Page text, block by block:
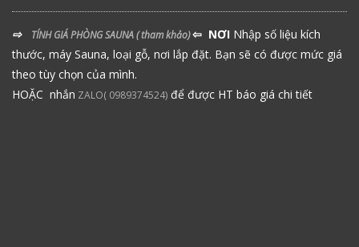
⇨ TÍNH GIÁ PHÒNG SAUNA( tham khảo)⇦ NƠI Nhập số liệu kích
thước, máy Sauna, loại gỗ, nơi lắp đặt. Bạn sẽ có được mức giá
theo tùy chọn của mình.
HOẶC nhắn ZALO( 0989374524) để được HT báo giá chi tiết